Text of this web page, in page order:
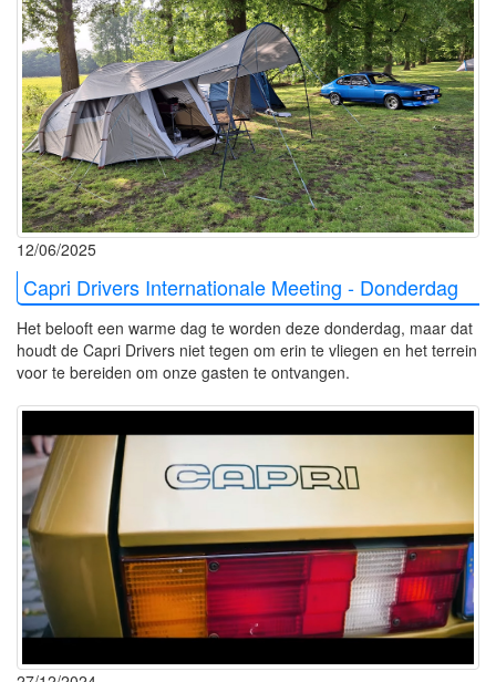
12/06/2025
Capri Drivers Internationale Meeting - Donderdag
Het belooft een warme dag te worden deze donderdag, maar dat
houdt de Capri Drivers niet tegen om erin te vliegen en het terrein
voor te bereiden om onze gasten te ontvangen.